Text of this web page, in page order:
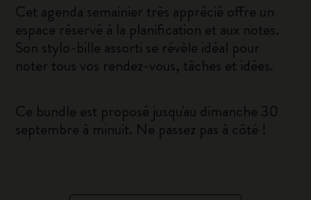
Cet agenda semainier très apprécié offre un
espace réservé à la planification et aux notes.
Son stylo-bille assorti se révèle idéal pour
noter tous vos rendez-vous, tâches et idées.
Ce bundle est proposé jusqu'au dimanche 30
septembre à minuit. Ne passez pas à côté !